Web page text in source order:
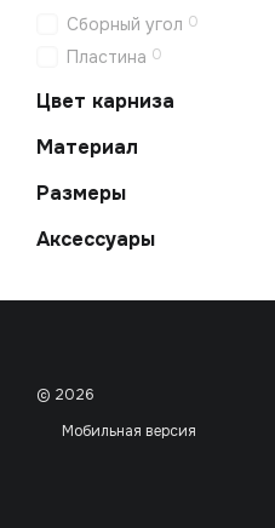
Сборный угол 0
Пластина 0
Цвет карниза
Материал
Размеры
Аксессуары
© 2026
Мобильная версия